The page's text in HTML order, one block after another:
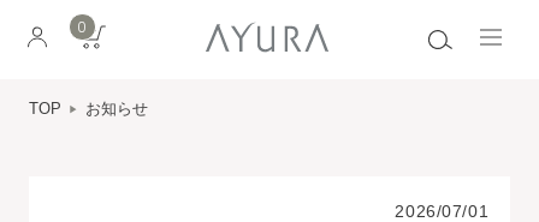
0
TOP お知らせ
2026/07/01